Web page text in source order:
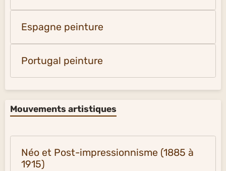
Espagne peinture
Portugal peinture
Mouvements artistiques
Néo et Post-impressionnisme (1885 à
1915)